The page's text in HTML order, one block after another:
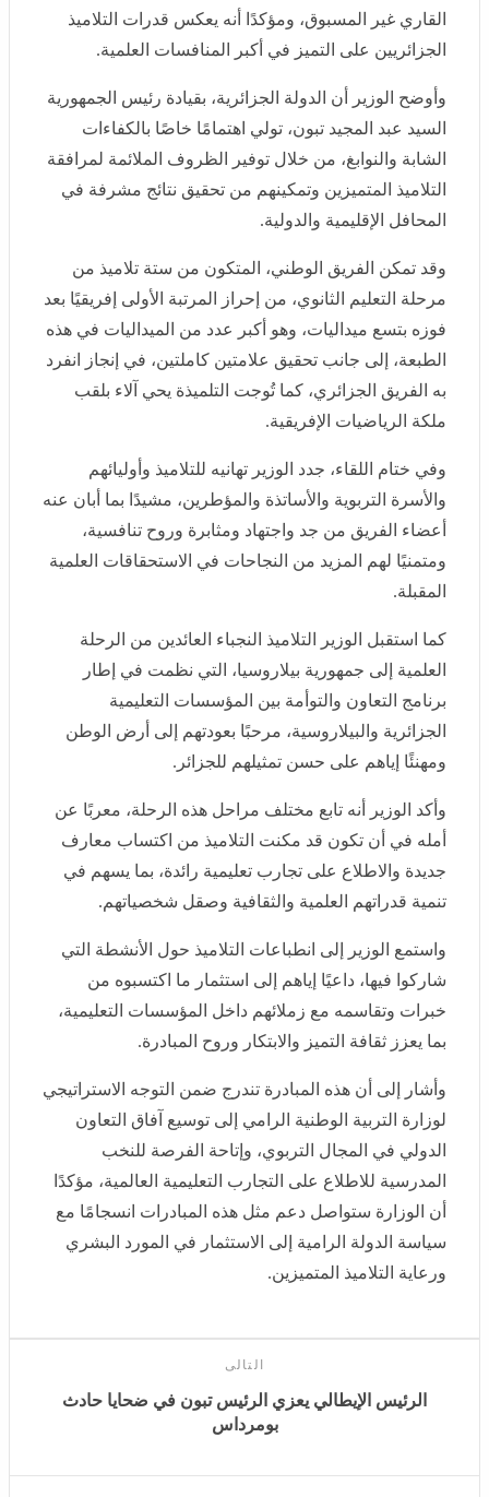
المسبوق، ومؤكدًا أنه يعكس قدرات التلاميذ الجزائريين على
التميز في أكبر المنافسات العلمية.
وأوضح الوزير أن الدولة الجزائرية، بقيادة رئيس الجمهورية
السيد عبد المجيد تبون، تولي اهتمامًا خاصًا بالكفاءات الشابة
والنوابغ، من خلال توفير الظروف الملائمة لمرافقة التلاميذ
المتميزين وتمكينهم من تحقيق نتائج مشرفة في المحافل
الإقليمية والدولية.
وقد تمكن الفريق الوطني، المتكون من ستة تلاميذ من
مرحلة التعليم الثانوي، من إحراز المرتبة الأولى إفريقيًا بعد
فوزه بتسع ميداليات، وهو أكبر عدد من الميداليات في هذه
الطبعة، إلى جانب تحقيق علامتين كاملتين، في إنجاز انفرد به
الفريق الجزائري، كما تُوجت التلميذة يحي آلاء بلقب ملكة
الرياضيات الإفريقية.
وفي ختام اللقاء، جدد الوزير تهانيه للتلاميذ وأوليائهم والأسرة
التربوية والأساتذة والمؤطرين، مشيدًا بما أبان عنه أعضاء
الفريق من جد واجتهاد ومثابرة وروح تنافسية، ومتمنيًا لهم
المزيد من النجاحات في الاستحقاقات العلمية المقبلة.
كما استقبل الوزير التلاميذ النجباء العائدين من الرحلة العلمية
إلى جمهورية بيلاروسيا، التي نظمت في إطار برنامج التعاون
والتوأمة بين المؤسسات التعليمية الجزائرية والبيلاروسية،
مرحبًا بعودتهم إلى أرض الوطن ومهنئًا إياهم على حسن
تمثيلهم للجزائر.
وأكد الوزير أنه تابع مختلف مراحل هذه الرحلة، معربًا عن
أمله في أن تكون قد مكنت التلاميذ من اكتساب معارف
جديدة والاطلاع على تجارب تعليمية رائدة، بما يسهم في
تنمية قدراتهم العلمية والثقافية وصقل شخصياتهم.
واستمع الوزير إلى انطباعات التلاميذ حول الأنشطة التي
شاركوا فيها، داعيًا إياهم إلى استثمار ما اكتسبوه من خبرات
وتقاسمه مع زملائهم داخل المؤسسات التعليمية، بما يعزز
ثقافة التميز والابتكار وروح المبادرة.
وأشار إلى أن هذه المبادرة تندرج ضمن التوجه الاستراتيجي
لوزارة التربية الوطنية الرامي إلى توسيع آفاق التعاون
الدولي في المجال التربوي، وإتاحة الفرصة للنخب المدرسية
للاطلاع على التجارب التعليمية العالمية، مؤكدًا أن الوزارة
ستواصل دعم مثل هذه المبادرات انسجامًا مع سياسة الدولة
الرامية إلى الاستثمار في المورد البشري ورعاية التلاميذ
المتميزين.
الرئيس الإيطالي يعزي الرئيس تبون في ضحايا حادث